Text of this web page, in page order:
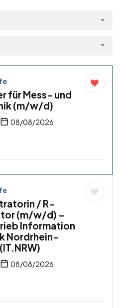
für Mess- und
(m/w/d)
08/08/2026
/ R-
(m/w/d) –
Information
Nordrhein-
08/08/2026